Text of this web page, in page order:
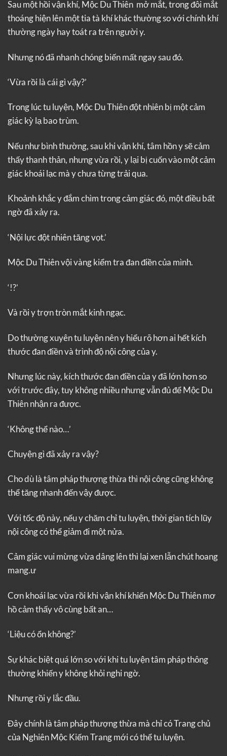
Sau một hồi vận khí, Mộc Du Thiên mở mắt, trong đôi mắt
thoáng hiện lên một tia tà khí khác thường so với chính khí
thường ngày hay toát ra trên người y.
Nhưng nó đã nhanh chóng biến mất ngay sau đó.
‘Vừa rồi là cái gì vậy?’
Trong lúc tu luyện, Mộc Du Thiên đột nhiên bị một cảm
giác kỳ lạ bao trùm.
Nếu như bình thường, sau khi vận khí, tâm hồn y sẽ cảm
thấy thanh thản, nhưng vừa rồi, y lại bị cuốn vào một cảm
giác khoái lạc mà y chưa từng trải qua.
Khoảnh khắc y đắm chìm trong cảm giác đó, một điều bất
ngờ đã xảy ra.
‘Nội lực đột nhiên tăng vọt.’
Mộc Du Thiên vội vàng kiểm tra đan điền của mình.
‘!?’
Và rồi y trợn tròn mắt kinh ngạc.
Do thường xuyên tu luyện nên y hiểu rõ hơn ai hết kích
thước đan điền và trình độ nội công của y.
Nhưng lúc này, kích thước đan điền của y đã lớn hơn so
với trước đây, tuy không nhiều nhưng vẫn đủ để Mộc Du
Thiên nhận ra được.
‘Không thể nào…’
Chuyện gì đã xảy ra vậy?
Cho dù là tâm pháp thượng thừa thì nội công cũng không
thể tăng nhanh đến vậy được.
Với tốc độ này, nếu y chăm chỉ tu luyện, thời gian tích lũy
nội công có thể giảm đi một nửa.
Cảm giác vui mừng vừa dâng lên thì lại xen lẫn chút hoang
mang.ư
Cơn khoái lạc vừa rồi khi vận khí khiến Mộc Du Thiên mơ
hồ cảm thấy vô cùng bất an…
‘Liệu có ổn không?’
Sự khác biệt quá lớn so với khi tu luyện tâm pháp thông
thường khiến y không khỏi nghi ngờ.
Nhưng rồi y lắc đầu.
Đây chính là tâm pháp thượng thừa mà chỉ có Trang chủ
của Nghiên Mộc Kiếm Trang mới có thể tu luyện.